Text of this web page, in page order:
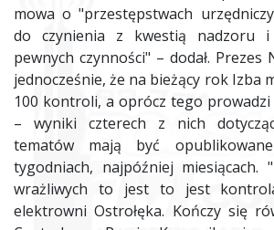
mowa o "przestępstwach
do czynienia z kwestią nadzoru i
pewnych czynności" – dodał. Prezes
jednocześnie, że na bieżący rok Izba
100 kontroli, a oprócz tego
– wyniki czterech z nich
tematów mają być
tygodniach, najpóźniej miesiącach.
wrażliwych to jest to jest
elektrowni Ostrołęka. Kończy się